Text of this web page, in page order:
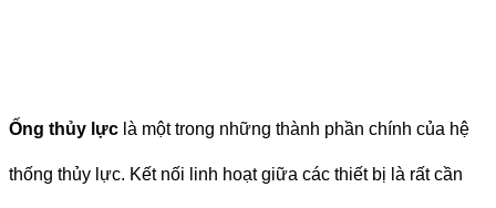
Ống thủy lực là một trong những thành phần chính của hệ
thống thủy lực. Kết nối linh hoạt giữa các thiết bị là rất cần